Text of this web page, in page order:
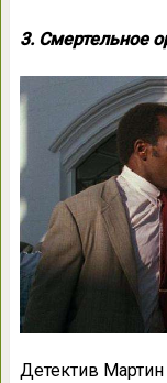
3. Смертельное
Детектив